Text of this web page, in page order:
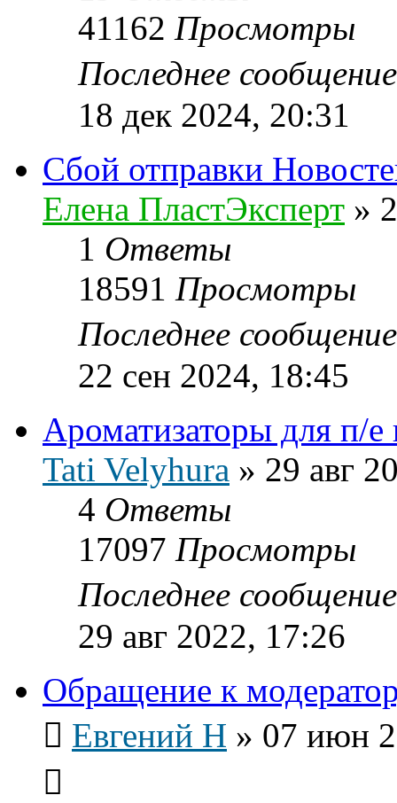
41162 Просмотры
Последнее
18 дек 2024, 20:31
Сбой отправки
Елена ПластЭксперт »
1 Ответы
18591 Просмотры
Последнее
22 сен 2024, 18:45
Ароматизаторы для п/е
Tati Velyhura » 29 авг
4 Ответы
17097 Просмотры
Последнее
29 авг 2022, 17:26
Обращение к
Евгений Н » 07 июн